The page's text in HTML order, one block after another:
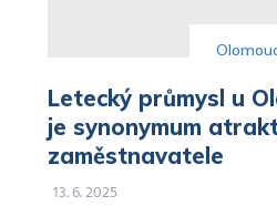
Letecký průmysl u
je synonymum
zaměstnavatele
13. 6. 2025